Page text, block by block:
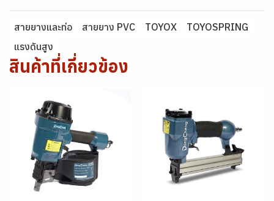
สายยางและท่อ สายยาง PVC TOYOX
TOYOSPRING
แรงดันสูง
สินค้าที่เกี่ยวข้อง